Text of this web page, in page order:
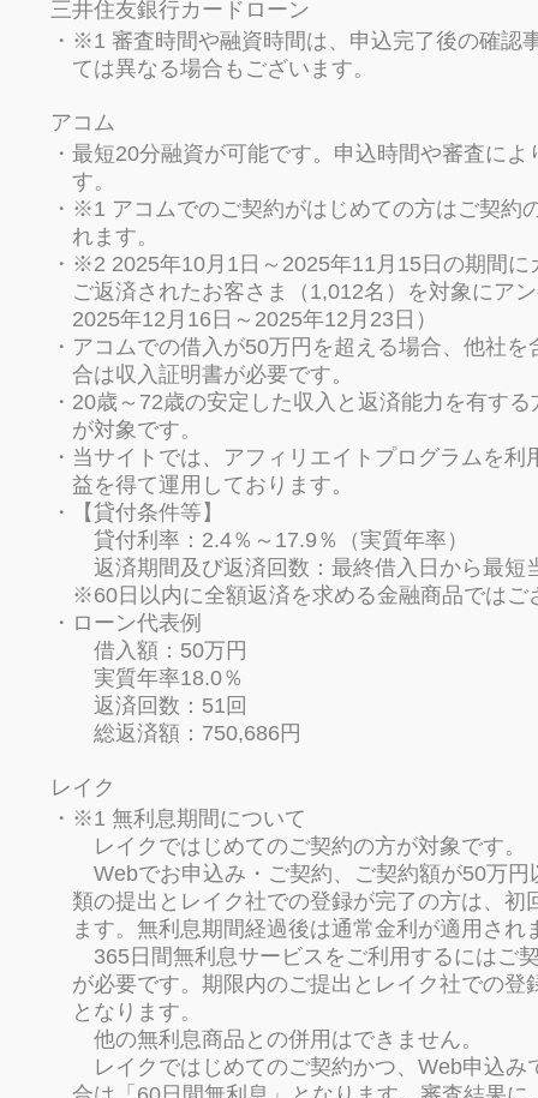
三井住友銀行カードローン
※1 審査時間や融資時間は、申込完了後の確認
ては異なる場合もございます。
アコム
最短20分融資が可能です。申込時間や審査に
す。
※1 アコムでのご契約がはじめての方はご契約
れます。
※2 2025年10月1日～2025年11月15日の期間
ご返済されたお客さま（1,012名）を対象にア
2025年12月16日～2025年12月23日）
アコムでの借入が50万円を超える場合、他社
合は収入証明書が必要です。
20歳～72歳の安定した収入と返済能力を有す
が対象です。
当サイトでは、アフィリエイトプログラムを
益を得て運用しております。
【貸付条件等】
貸付利率：2.4％～17.9％（実質年率）
返済期間及び返済回数：最終借入日から最短
※60日以内に全額返済を求める金融商品ではご
ローン代表例
借入額：50万円
実質年率18.0％
返済回数：51回
総返済額：750,686円
レイク
※1 無利息期間について
レイクではじめてのご契約の方が対象です。
Webでお申込み・ご契約、ご契約額が50万
類の提出とレイク社での登録が完了の方は、
ます。無利息期間経過後は通常金利が適用され
365日間無利息サービスをご利用するにはご
が必要です。期限内のご提出とレイク社での
となります。
他の無利息商品との併用はできません。
レイクではじめてのご契約かつ、Web申込み